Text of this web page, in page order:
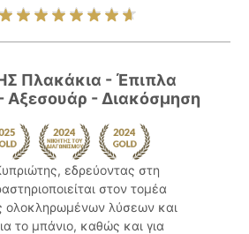
Πλακάκια - Έπιπλα
Αξεσουάρ - Διακόσμηση
εδρεύοντας στη
στον τομέα
ολοκληρωμένων λύσεων και
το μπάνιο, καθώς και για